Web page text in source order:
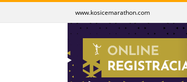
www.kosicemarathon.com